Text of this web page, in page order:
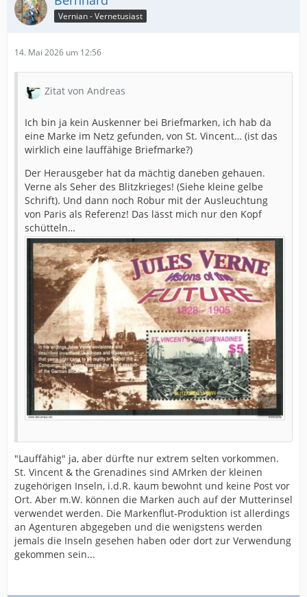
Vernian - Vernetusiast
14. Mai 2026 um 12:56
Zitat von Andreas
Ich bin ja kein Auskenner bei Briefmarken, ich hab da
eine Marke im Netz gefunden, von St. Vincent… (ist das
wirklich eine lauffähige Briefmarke?)
Der Herausgeber hat da mächtig daneben gehauen.
Verne als Seher des Blitzkrieges! (Siehe kleine gelbe
Schrift). Und dann noch Robur mit der Ausleuchtung
von Paris als Referenz! Das lässt mich nur den Kopf
schütteln…
"Lauffähig" ja, aber dürfte nur extrem selten vorkommen.
St. Vincent & the Grenadines sind AMrken der kleinen
zugehörigen Inseln, i.d.R. kaum bewohnt und keine Post vor
Ort. Aber m.W. können die Marken auch auf der Mutterinsel
verwendet werden. Die Markenflut-Produktion ist allerdings
an Agenturen abgegeben und die wenigstens werden
jemals die Inseln gesehen haben oder dort zur Verwendung
gekommen sein...